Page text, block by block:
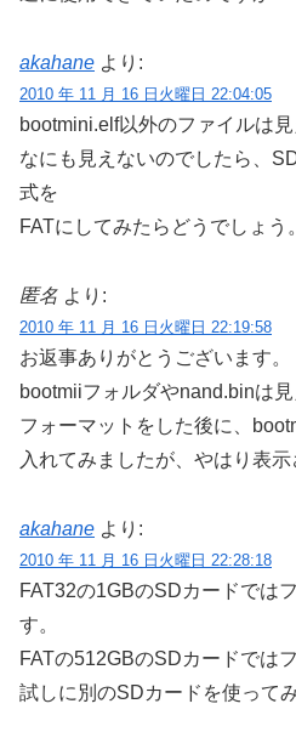
akahane より:
2010 年 11 月 16 日火曜日 22:04:05
bootmini.elf以外のファイルは見
なにも見えないのでしたら、
式を
FATにしてみたらどうでしょう。
匿名 より:
2010 年 11 月 16 日火曜日 22:19:58
お返事ありがとうございます。
bootmiiフォルダやnand.binは
フォーマットをした後に、
入れてみましたが、やはり表
akahane より:
2010 年 11 月 16 日火曜日 22:28:18
FAT32の1GBのSDカードでは
す。
FATの512GBのSDカードでは
試しに別のSDカードを使って